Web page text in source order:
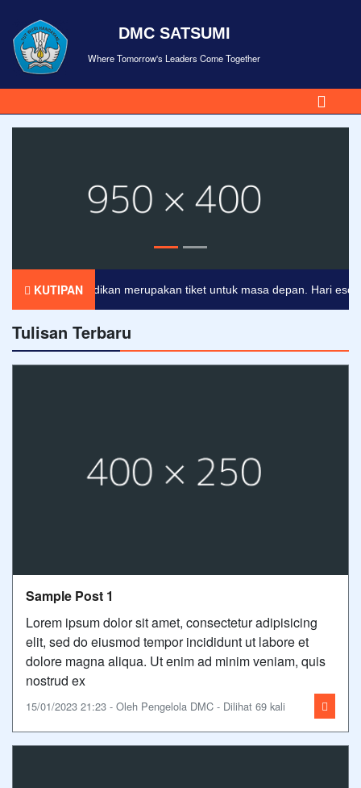
DMC SATSUMI
Where Tomorrow's Leaders Come Together
KUTIPAN
Pendidikan merupakan tiket untuk masa depan. Hari esok
Tulisan Terbaru
Sample Post 1
Lorem ipsum dolor sit amet, consectetur adipisicing
elit, sed do eiusmod tempor incididunt ut labore et
dolore magna aliqua. Ut enim ad minim veniam, quis
nostrud ex
15/01/2023 21:23 - Oleh Pengelola DMC - Dilihat 69 kali